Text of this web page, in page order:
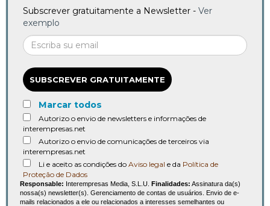
Subscrever gratuitamente a Newsletter - Ver
exemplo
SUBSCREVER GRATUITAMENTE
Marcar todos
Autorizo o envio de newsletters e informações de
interempresas.net
Autorizo o envio de comunicações de terceiros via
interempresas.net
Li e aceito as condições do Aviso legal e da Política de
Proteção de Dados
Responsable: Interempresas Media, S.L.U. Finalidades: Assinatura da(s)
nossa(s) newsletter(s). Gerenciamento de contas de usuários. Envio de e-
mails relacionados a ele ou relacionados a interesses semelhantes ou